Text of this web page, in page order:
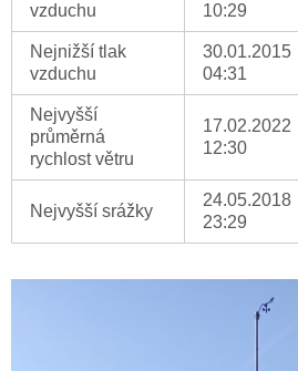
vzduchu
10:29
Nejnižší tlak
vzduchu
30.01.2015
04:31
Nejvyšší
průměrná
rychlost větru
17.02.2022
12:30
Nejvyšší srážky
24.05.2018
23:29